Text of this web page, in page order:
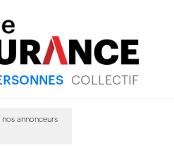
COLLECTIF
nos annonceurs